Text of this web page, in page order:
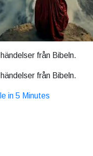
från Bibeln.
från Bibeln.
in 5 Minutes